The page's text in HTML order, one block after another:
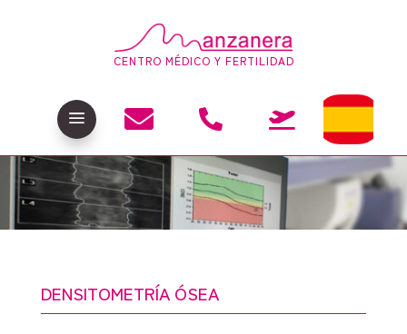
CENTRO MÉDICO Y FERTILIDAD
a   
DENSITOMETRÍA ÓSEA